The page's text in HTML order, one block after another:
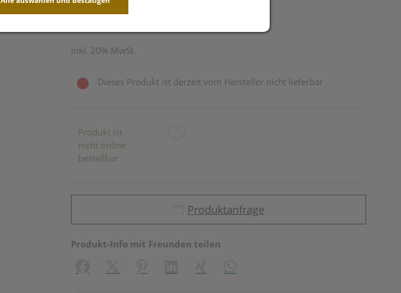
inkl. 20% MwSt.
Dieses Produkt ist derzeit vom Hersteller nicht lieferbar
Produkt ist
nicht online
bestellbar
Produktanfrage
Produkt-Info mit Freunden teilen